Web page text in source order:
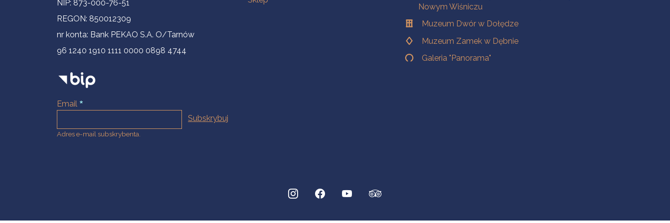
NIP: 873-000-76-51
REGON: 850012309
nr konta: Bank PEKAO S.A. O/Tarnów
96 1240 1910 1111 0000 0898 4744
Email
Adres e-mail subskrybenta.
Nowym Wiśniczu
Muzeum Dwór w Dołędze
Muzeum Zamek w Dębnie
Galeria "Panorama"